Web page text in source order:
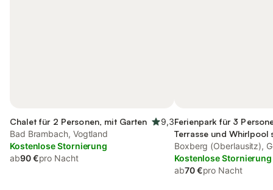
Chalet für 2 Personen, mit Garten
9,3
Bad Brambach, Vogtland
Kostenlose Stornierung
ab90 €pro Nacht
Ferienpark für 3
Terrasse und Whirlpool
Garten und Sauna
Boxberg (Oberlausitz),
Umgebung
Kostenlose Stornierung
ab70 €pro Nacht